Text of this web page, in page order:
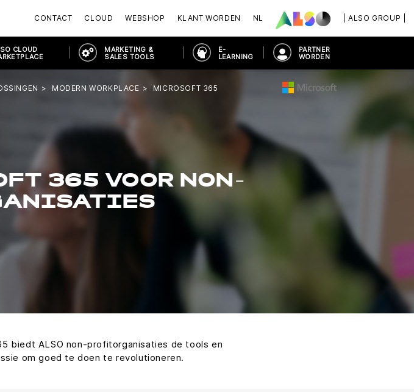
| ALSO GROUP |
CONTACT CLOUD WEBSHOP KLANT WORDEN NL
CLOUD
MARKETING &
SALES TOOLS
E-
LEARNING
PARTNER
WORDEN
MODERN WORKPLACE
MICROSOFT 365
365 VOOR NON-
biedt ALSO non-profitorganisaties de tools en
om goed te doen te revolutioneren.